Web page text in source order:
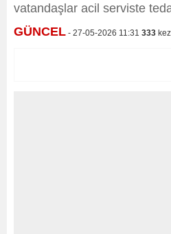
vatandaşlar acil serviste
GÜNCEL - 27-05-2026 11:31 333